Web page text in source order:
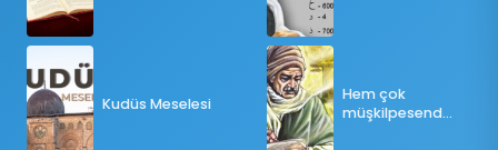
Kudüs Meselesi
Hem çok
müşkilpesend